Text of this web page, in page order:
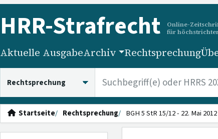
HRR-Strafrecht
Online-
für
Aktuelle AusgabeArchiv Rechtsprechung
Startseite Rechtsprechung BGH 5 StR 15/12 - 22. Mai